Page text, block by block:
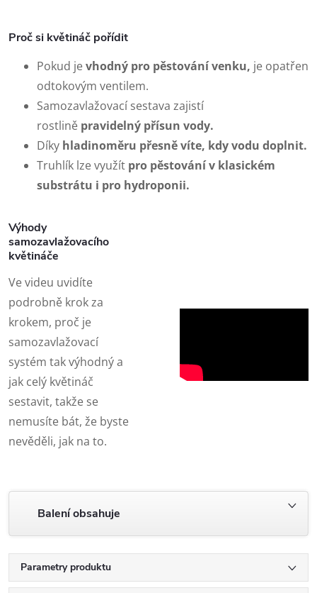
Proč si květináč pořídit
Pokud jevhodný pro pěstování venku, je opatřen
odtokovým ventilem.
Samozavlažovací sestava zajistí
rostlině pravidelný přísun vody.
Díky hladinoměru přesně víte, kdy vodu doplnit.
Truhlík lze využít pro pěstování v klasickém
substrátu i pro hydroponii.
Výhody
samozavlažovacího
květináče
Ve videu uvidíte
podrobně krok za
krokem, proč je
samozavlažovací
systém tak výhodný a
jak celý květináč
sestavit, takže se
nemusíte bát, že byste
nevěděli, jak na to.
Balení obsahuje
Parametry produktu